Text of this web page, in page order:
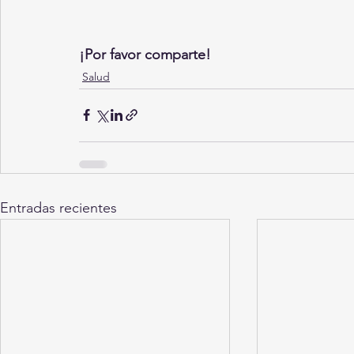
¡Por favor comparte!
Salud
Entradas recientes